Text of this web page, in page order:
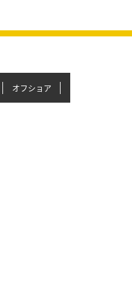
オフショア